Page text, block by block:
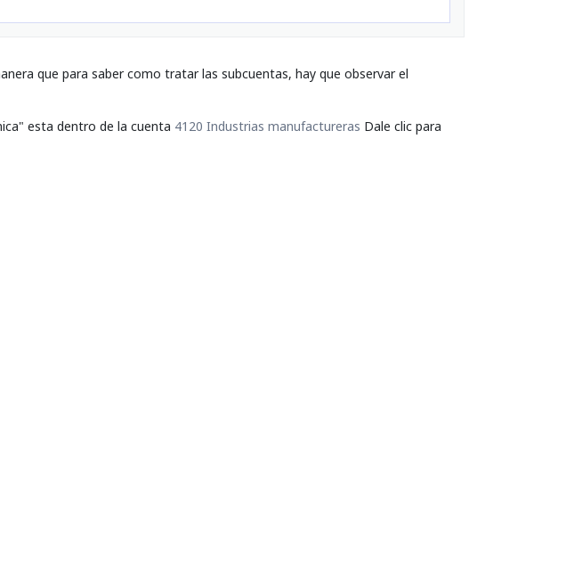
que para saber como tratar las subcuentas, hay que observar el
esta dentro de la cuenta 4120 Industrias manufactureras Dale clic para